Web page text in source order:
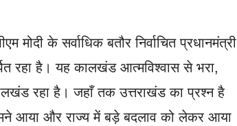
मोदी के सर्वाधिक बतौर निर्वाचित प्रधानमंत्री
रहा है। यह कालखंड आत्मविश्वास से भरा,
रहा है। जहाँ तक उत्तराखंड का प्रश्न है
आया और राज्य में बड़े बदलाव को लेकर आया